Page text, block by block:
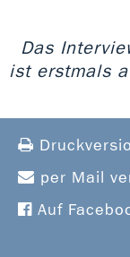
Das
ist erstmals
per Mail
Auf